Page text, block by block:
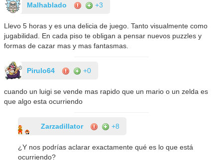
Malhablado +3
Llevo 5 horas y es una delicia de juego. Tanto visualmente como
jugabilidad. En cada piso te obligan a pensar nuevos puzzles y
formas de cazar mas y mas fantasmas.
Pirulo64 +0
cuando un luigi se vende mas rapido que un mario o un zelda es
que algo esta ocurriendo
Zarzadillator +8
¿Y nos podrías aclarar exactamente qué es lo que está
ocurriendo?